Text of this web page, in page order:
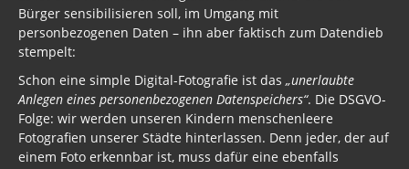
Bürger sensibilisieren soll, im Umgang mit
personbezogenen Daten – ihn aber faktisch zum Datendieb
stempelt:
Schon eine simple Digital-Fotografie ist das „unerlaubte
Anlegen eines personenbezogenen Datenspeichers“. Die DSGVO-
Folge: wir werden unseren Kindern menschenleere
Fotografien unserer Städte hinterlassen. Denn jeder, der auf
einem Foto erkennbar ist, muss dafür eine ebenfalls